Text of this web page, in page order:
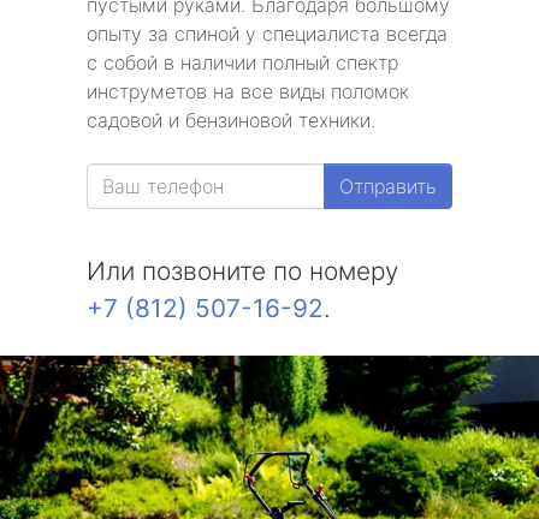
пустыми руками. Благодаря большому
опыту за спиной у специалиста всегда
с собой в наличии полный спектр
инструметов на все виды поломок
садовой и бензиновой техники.
Отправить
Или позвоните по номеру
+7 (812) 507-16-92.